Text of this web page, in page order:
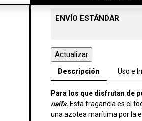
ENVÍO ESTÁNDAR
Descripción Uso e
Para los que disfrutan de
naífs. Esta fragancia es el
una azotea marítima por la